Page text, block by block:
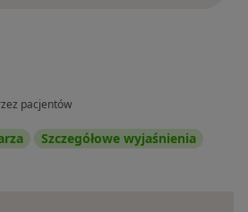
pacjentów
Szczegółowe wyjaśnienia